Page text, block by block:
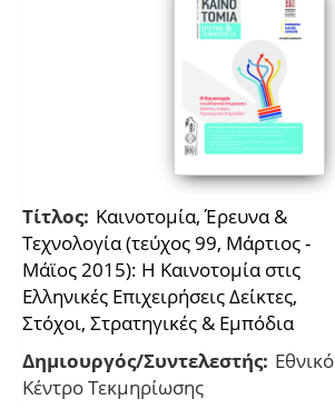
Τίτλος: Kαινοτομία, Έρευνα &
Τεχνολογία (τεύχος 99, Μάρτιος -
Μάϊος 2015): Η Καινοτομία στις
Ελληνικές Επιχειρήσεις Δείκτες,
Στόχοι, Στρατηγικές & Εμπόδια
Δημιουργός/Συντελεστής: Εθνικό
Κέντρο Τεκμηρίωσης